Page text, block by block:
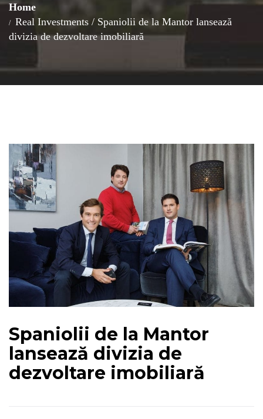
Home
Real Investments / Spaniolii de la Mantor lansează
divizia de dezvoltare imobiliară
Spaniolii de la Mantor
lansează divizia de
dezvoltare imobiliară